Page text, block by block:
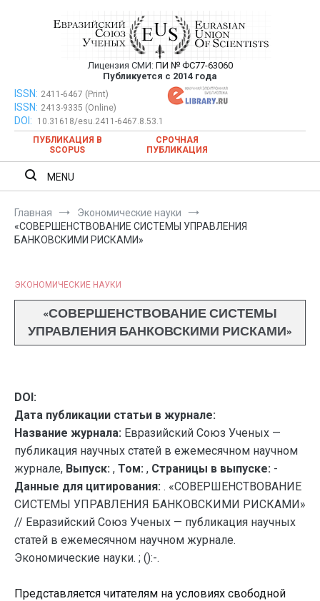
Евразийский Союз Ученых —
публикация научных статей в
ежемесячном научном журнале
Лицензия СМИ: ПИ № ФС77-63060
Публикуется с 2014 года
Евразийский Союз Ученых — публикация научных статей в
ежемесячном научном журнале
ISSN: 2411-6467 (Print)
ISSN: 2413-9335 (Online)
DOI:
10.31618/esu.2411-6467.8.53.1
ПУБЛИКАЦИЯ В
SCOPUS
СРОЧНАЯ
ПУБЛИКАЦИЯ
MENU
Главная
Экономические науки
«СОВЕРШЕНСТВОВАНИЕ СИСТЕМЫ УПРАВЛЕНИЯ
БАНКОВСКИМИ РИСКАМИ»
ЭКОНОМИЧЕСКИЕ НАУКИ
«СОВЕРШЕНСТВОВАНИЕ СИСТЕМЫ
УПРАВЛЕНИЯ БАНКОВСКИМИ РИСКАМИ»
DOI:
Дата публикации статьи в журнале:
Название журнала: Евразийский Союз Ученых —
публикация научных статей в ежемесячном научном
журнале, Выпуск: , Том: , Страницы в выпуске: -
Данные для цитирования: . «СОВЕРШЕНСТВОВАНИЕ
СИСТЕМЫ УПРАВЛЕНИЯ БАНКОВСКИМИ РИСКАМИ»
// Евразийский Союз Ученых — публикация научных
статей в ежемесячном научном журнале.
Экономические науки. ; ():-.
Представляется читателям на условиях свободной